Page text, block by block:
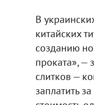
В
китайских
созданию
проката», —
слитков —
заплатить